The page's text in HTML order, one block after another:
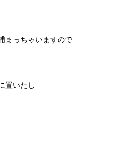
まっちゃいますので
置いたし